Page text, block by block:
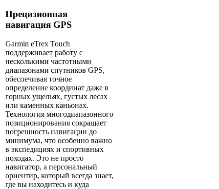
Прецизионная
навигация GPS
Garmin eTrex Touch
поддерживает работу с
несколькими частотными
диапазонами спутников GPS,
обеспечивая точное
определение координат даже в
горных ущельях, густых лесах
или каменных каньонах.
Технология многодиапазонного
позиционирования сокращает
погрешность навигации до
минимума, что особенно важно
в экспедициях и спортивных
походах. Это не просто
навигатор, а персональный
ориентир, который всегда знает,
где вы находитесь и куда